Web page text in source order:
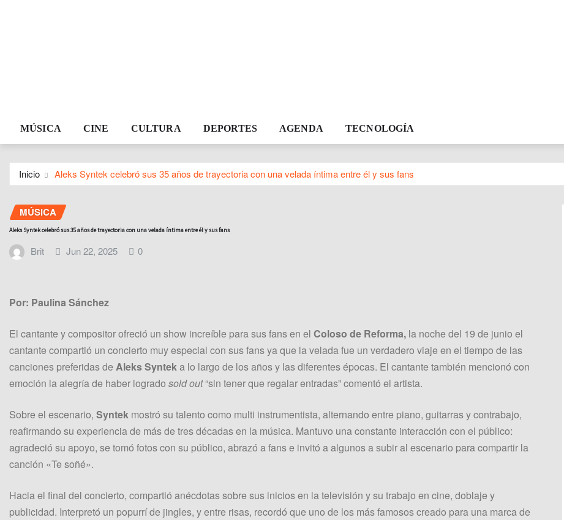
MÚSICA CINE CULTURA DEPORTES AGENDA TECNOLOGÍA
Inicio Aleks Syntek celebró sus 35 años de trayectoria con una velada íntima entre él y sus fans
MÚSICA
Aleks Syntek celebró sus 35 años de trayectoria con una velada íntima entre él y sus fans
Brit Jun 22, 2025 0
Por: Paulina Sánchez
El cantante y compositor ofreció un show increíble para sus fans en el Coloso de Reforma, la noche del 19 de junio el
cantante compartió un concierto muy especial con sus fans ya que la velada fue un verdadero viaje en el tiempo de las
canciones preferidas de Aleks Synteka lo largo de los años y las diferentes épocas. El cantante también mencionó con
emoción la alegría de haber logrado sold out“sin tener que regalar entradas” comentó el artista.
Sobre el escenario, Syntek mostró su talento como multi instrumentista, alternando entre piano, guitarras y contrabajo,
reafirmando su experiencia de más de tres décadas en la música. Mantuvo una constante interacción con el público:
agradeció su apoyo, se tomó fotos con su público, abrazó a fans e invitó a algunos a subir al escenario para compartir la
canción «Te soñé».
Hacia el final del concierto, compartió anécdotas sobre sus inicios en la televisión y su trabajo en cine, doblaje y
publicidad. Interpretó un popurrí de jingles, y entre risas, recordó que uno de los más famosos creado para una marca de